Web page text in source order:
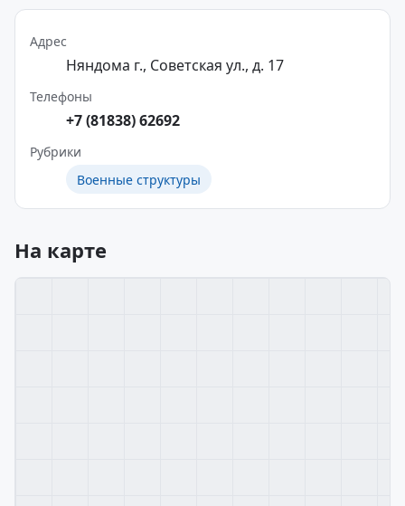
Адрес
Няндома г., Советская ул., д. 17
Телефоны
+7 (81838) 62692
Рубрики
Военные структуры
На карте